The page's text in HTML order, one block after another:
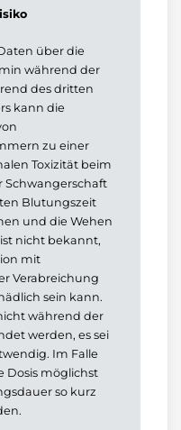
über die
während der
des dritten
kann die
zu einer
Toxizität beim
Schwangerschaft
Blutungszeit
und die Wehen
nicht bekannt,
mit
Verabreichung
sein kann.
während der
werden, es sei
Im Falle
Dosis möglichst
so kurz